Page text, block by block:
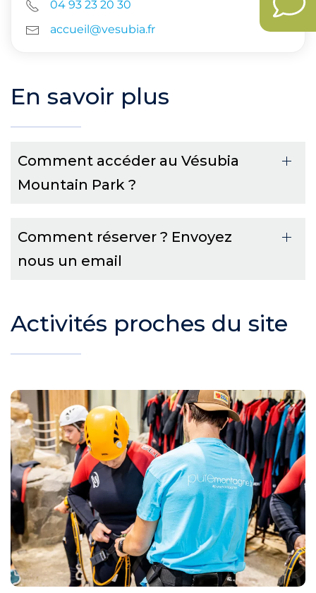
04 93 23 20 30
accueil@vesubia.fr
En savoir plus
Comment accéder au Vésubia
Mountain Park ?
Comment réserver ? Envoyez
nous un email
Activités proches du site